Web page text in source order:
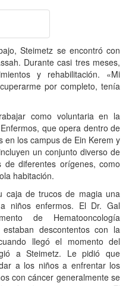
Steimetz se encontró con
Durante casi tres meses,
y rehabilitación. «Mi
por completo, tenía
como voluntaria en la
que opera dentro de
en los campus de Ein Kerem y
un conjunto diverso de
de diferentes orígenes, como
habitación.
caja de trucos de magia una
niños enfermos. El Dr. Gal
de Hematooncología
descontentos con la
llegó el momento del
a Steimetz. Le pidió que
a los niños a enfrentar los
con cáncer generalmente se